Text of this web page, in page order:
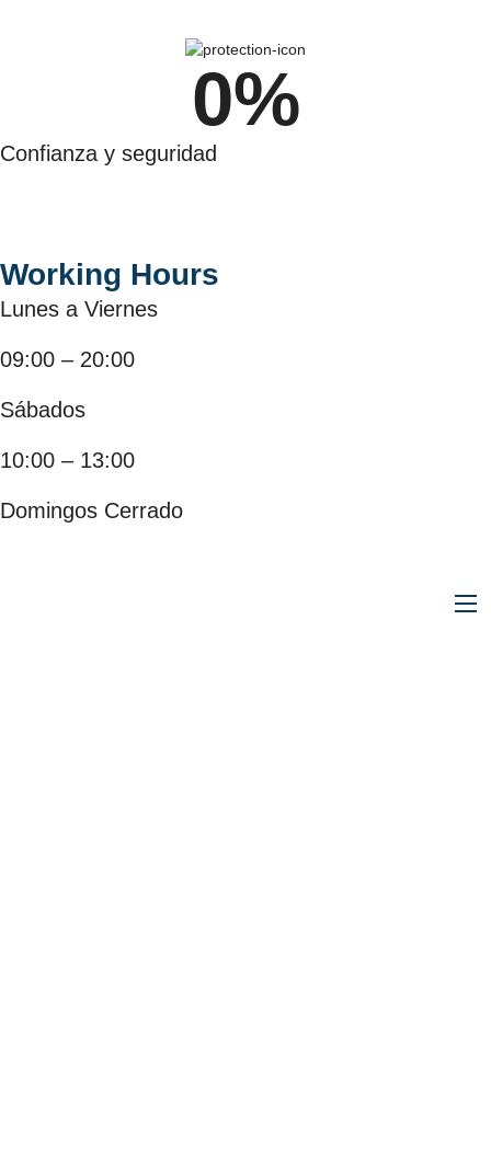
0%
Confianza y seguridad
Working Hours
Lunes a Viernes
09:00 – 20:00
Sábados
10:00 – 13:00
Domingos Cerrado